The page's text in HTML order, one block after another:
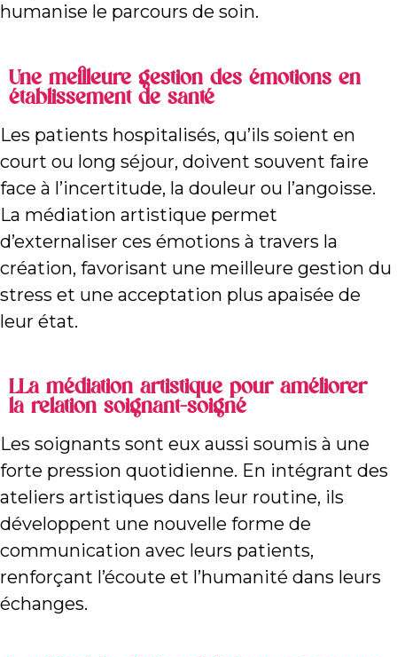
humanise le parcours de soin.
Une meilleure gestion des émotions en
établissement de santé
Les patients hospitalisés, qu’ils soient en
court ou long séjour, doivent souvent faire
face à l’incertitude, la douleur ou l’angoisse.
La médiation artistique permet
d’externaliser ces émotions à travers la
création, favorisant une meilleure gestion du
stress et une acceptation plus apaisée de
leur état.
LLa médiation artistique pour améliorer
la relation soignant-soigné
Les soignants sont eux aussi soumis à une
forte pression quotidienne. En intégrant des
ateliers artistiques dans leur routine, ils
développent une nouvelle forme de
communication avec leurs patients,
renforçant l’écoute et l’humanité dans leurs
échanges.